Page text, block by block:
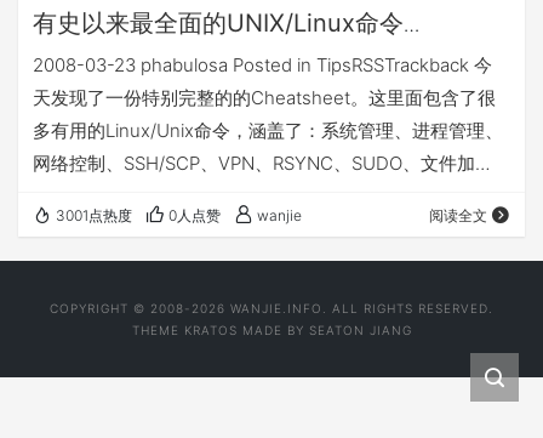
有史以来最全面的UNIX/Linux命令
Cheatcheet
2008-03-23 phabulosa Posted in TipsRSSTrackback 今
天发现了一份特别完整的的Cheatsheet。这里面包含了很
多有用的Linux/Unix命令，涵盖了：系统管理、进程管理、
网络控制、SSH/SCP、VPN、RSYNC、SUDO、文件加
的命令、如何安装软件、多媒体文件格式转换、打印、数据
库、磁盘容量管理、Shells、脚本语言、编程命令、网上帮
http://www.w…
3001点热度 0人点赞 wanjie 阅读全文
COPYRIGHT © 2008-2026 WANJIE.INFO. ALL RIGHTS RESERVED.
THEME KRATOS MADE BY SEATON JIANG